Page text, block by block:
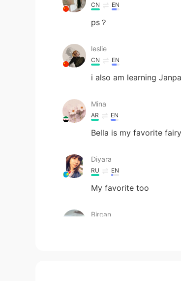
CN EN
ps？
leslie
CN EN
i also am learning
Mina
AR EN
Bella is my favorite
Diyara
RU EN
My favorite too
Bircan